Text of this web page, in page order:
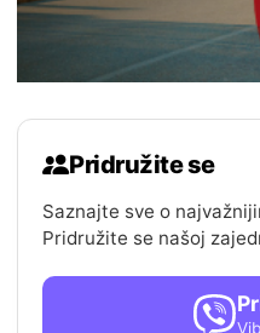
Pridružite se
Saznajte sve o
Pridružite se našoj